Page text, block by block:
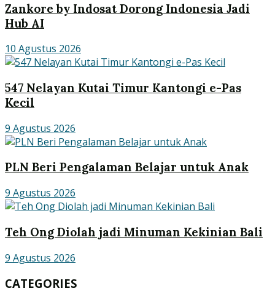
Zankore by Indosat Dorong Indonesia Jadi
Hub AI
10 Agustus 2026
547 Nelayan Kutai Timur Kantongi e-Pas
Kecil
9 Agustus 2026
PLN Beri Pengalaman Belajar untuk Anak
9 Agustus 2026
Teh Ong Diolah jadi Minuman Kekinian Bali
9 Agustus 2026
CATEGORIES